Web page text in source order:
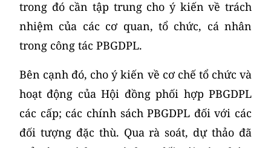
trong đó cần tập trung cho ý kiến về trách
nhiệm của các cơ quan, tổ chức, cá nhân
trong công tác PBGDPL.
Bên cạnh đó, cho ý kiến về cơ chế tổ chức và
hoạt động của Hội đồng phối hợp PBGDPL
các cấp; các chính sách PBGDPL đối với các
đối tượng đặc thù. Qua rà soát, dự thảo đã